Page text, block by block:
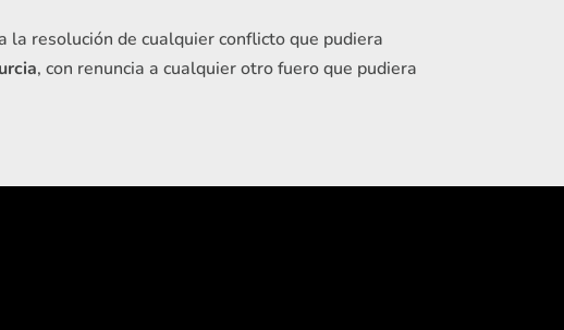
la resolución de cualquier conflicto que pudiera
, con renuncia a cualquier otro fuero que pudiera